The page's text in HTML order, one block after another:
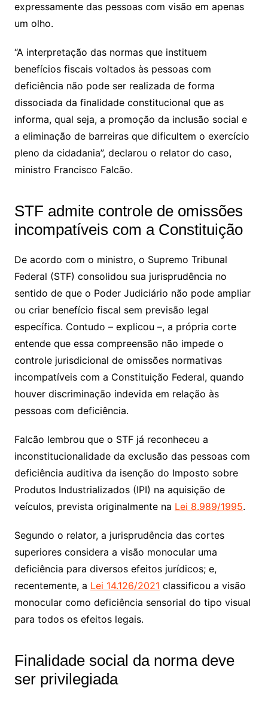
expressamente das pessoas com visão em apenas
um olho.
“A interpretação das normas que instituem
benefícios fiscais voltados às pessoas com
deficiência não pode ser realizada de forma
dissociada da finalidade constitucional que as
informa, qual seja, a promoção da inclusão social e
a eliminação de barreiras que dificultem o exercício
pleno da cidadania”, declarou o relator do caso,
ministro Francisco Falcão.
STF admite controle de omissões
incompatíveis com a Constituição
De acordo com o ministro, o Supremo Tribunal
Federal (STF) consolidou sua jurisprudência no
sentido de que o Poder Judiciário não pode ampliar
ou criar benefício fiscal sem previsão legal
específica. Contudo – explicou –, a própria corte
entende que essa compreensão não impede o
controle jurisdicional de omissões normativas
incompatíveis com a Constituição Federal, quando
houver discriminação indevida em relação às
pessoas com deficiência.
Falcão lembrou que o STF já reconheceu a
inconstitucionalidade da exclusão das pessoas com
deficiência auditiva da isenção do Imposto sobre
Produtos Industrializados (IPI) na aquisição de
veículos, prevista originalmente na Lei 8.989/1995.
Segundo o relator, a jurisprudência das cortes
superiores considera a visão monocular uma
deficiência para diversos efeitos jurídicos; e,
recentemente, a Lei 14.126/2021 classificou a visão
monocular como deficiência sensorial do tipo visual
para todos os efeitos legais.
Finalidade social da norma deve
ser privilegiada